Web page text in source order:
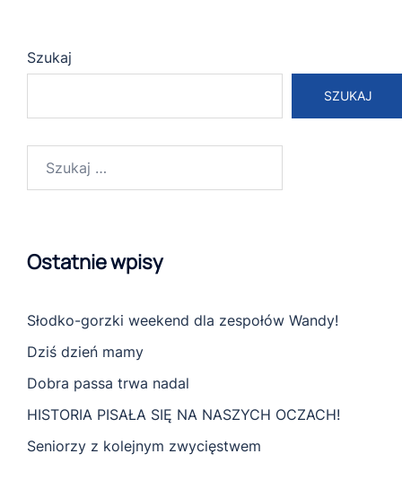
Szukaj
SZUKAJ
Ostatnie wpisy
Słodko-gorzki weekend dla zespołów Wandy!
Dziś dzień mamy
Dobra passa trwa nadal
HISTORIA PISAŁA SIĘ NA NASZYCH OCZACH!
Seniorzy z kolejnym zwycięstwem